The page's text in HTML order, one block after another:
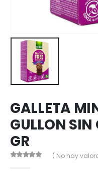
GALLETA
GULLON SIN
GR
( No hay